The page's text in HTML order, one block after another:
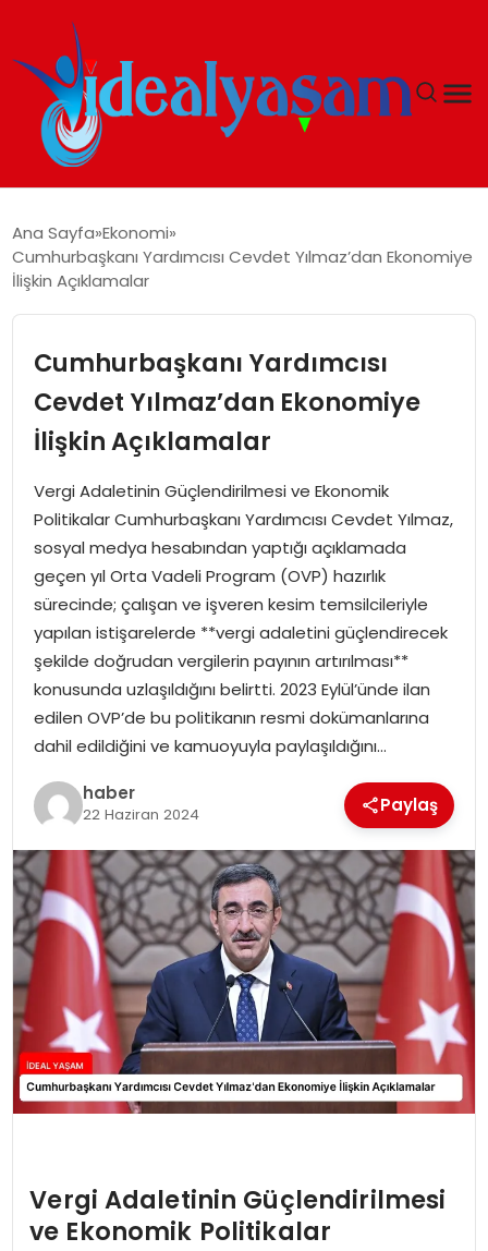
GÜNDEM
İDEAL SPOR
YAŞAM
MAGAZIN
SAĞLIK
SOSYAL HABER
Ana Sayfa Ekonomi
Cumhurbaşkanı Yardımcısı Cevdet Yılmaz’dan Ekonomiye
İlişkin Açıklamalar
Cumhurbaşkanı Yardımcısı
Cevdet Yılmaz’dan Ekonomiye
İlişkin Açıklamalar
Vergi Adaletinin Güçlendirilmesi ve Ekonomik
Politikalar Cumhurbaşkanı Yardımcısı Cevdet Yılmaz,
sosyal medya hesabından yaptığı açıklamada
geçen yıl Orta Vadeli Program (OVP) hazırlık
sürecinde; çalışan ve işveren kesim temsilcileriyle
yapılan istişarelerde **vergi adaletini güçlendirecek
şekilde doğrudan vergilerin payının artırılması**
konusunda uzlaşıldığını belirtti. 2023 Eylül’ünde ilan
edilen OVP’de bu politikanın resmi dokümanlarına
dahil edildiğini ve kamuoyuyla paylaşıldığını…
haber
22 Haziran 2024 Paylaş
Vergi Adaletinin Güçlendirilmesi
ve Ekonomik Politikalar